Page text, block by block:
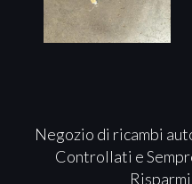
Negozio di ricambi
Controllati e